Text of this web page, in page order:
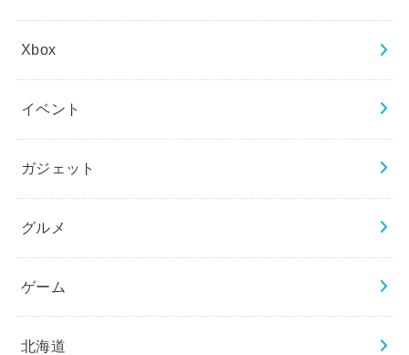
Xbox
イベント
ガジェット
グルメ
ゲーム
北海道